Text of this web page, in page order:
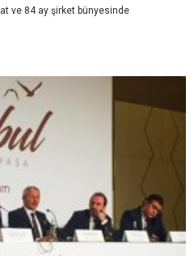
ve 84 ay şirket bünyesinde